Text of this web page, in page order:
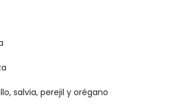
salvia, perejil y orégano